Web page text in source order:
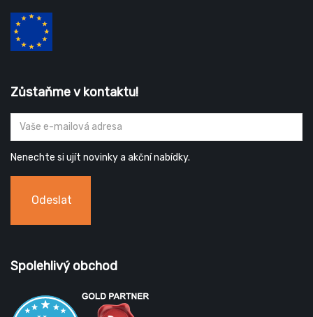
Zůstaňme v kontaktu!
Nenechte si ujít novinky a akční nabídky.
Odeslat
Spolehlivý obchod